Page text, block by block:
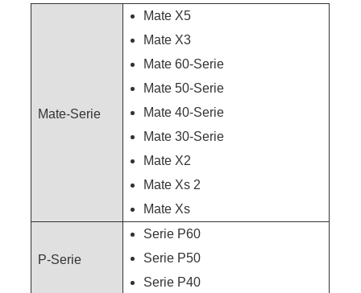
Mate-Serie
Mate X5
Mate X3
Mate 60-Serie
Mate 50-Serie
Mate 40-Serie
Mate 30-Serie
Mate X2
Mate Xs 2
Mate Xs
P-Serie
Serie P60
Serie P50
Serie P40